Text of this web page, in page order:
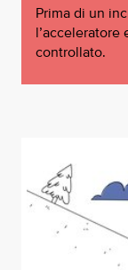
Prima di un
controllato.